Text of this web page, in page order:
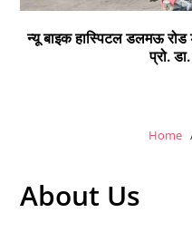
न्यू बाइक हास्पिटल डलमऊ
प्रो.
Home
About Us